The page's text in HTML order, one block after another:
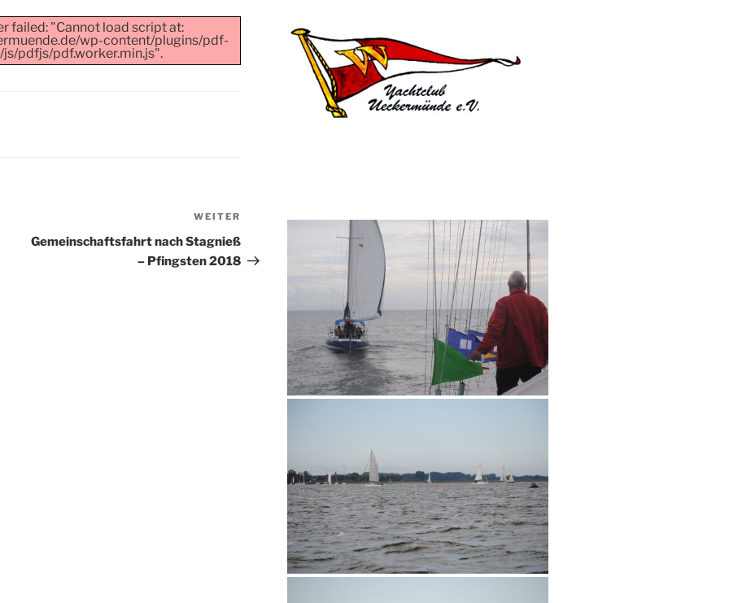
failed: "Cannot load script at:
wp-content/plugins/pdf-
pdfjs/pdf.worker.min.js".
Nächster
WEITER
Gemeinschaftsfahrt nach Stagnieß
– Pfingsten 2018